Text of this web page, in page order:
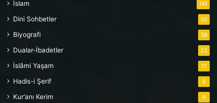
İslam 141
Dini Sohbetler 50
Biyografi 39
Dualar-İbadetler 23
İslâmi Yaşam 11
Hadis-i Şerif 6
Kur’anı Kerim 6